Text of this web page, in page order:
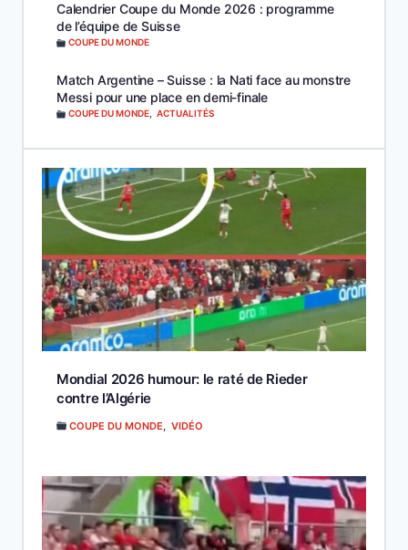
Calendrier Coupe du Monde 2026 : programme
de l’équipe de Suisse
COUPE DU MONDE
Match Argentine – Suisse : la Nati face au monstre
Messi pour une place en demi-finale
COUPE DU MONDE ACTUALITÉS
Mondial 2026 humour: le raté de Rieder
contre l’Algérie
COUPE DU MONDE VIDÉO